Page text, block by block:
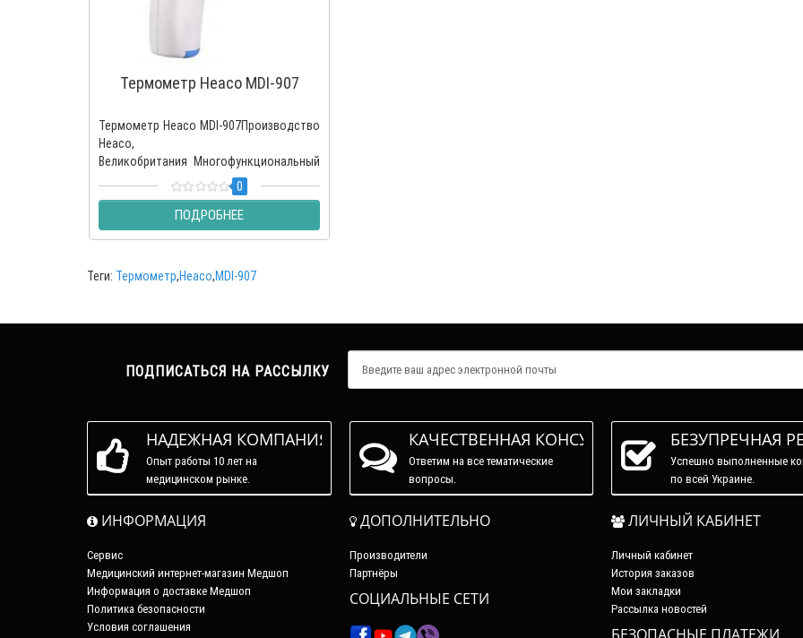
Термометр Heaco MDI-907
Термометр Heaco MDI-907Производство
Heaco,
Великобритания Многофункциональный
термометр Heaco MDI-907 для точного
измерения..
0
ПОДРОБНЕЕ
Теги: Термометр,Heaco,MDI-907
ПОДПИСАТЬСЯ НА РАССЫЛКУ
НАДЕЖНАЯ КОМПАНИЯ
Опыт работы 10 лет на
медицинском рынке.
КАЧЕСТВЕННАЯ КОНСУЛЬТАЦИЯ
Ответим на все тематические
вопросы.
БЕЗУПРЕЧНАЯ
Успешно выполненные
по всей Украине.
ИНФОРМАЦИЯ
Сервис
Медицинский интернет-магазин Медшоп
Информация о доставке Медшоп
Политика безопасности
Условия соглашения
ДОПОЛНИТЕЛЬНО
Производители
Партнёры
СОЦИАЛЬНЫЕ СЕТИ
ЛИЧНЫЙ КАБИНЕТ
Личный кабинет
История заказов
Мои закладки
Рассылка новостей